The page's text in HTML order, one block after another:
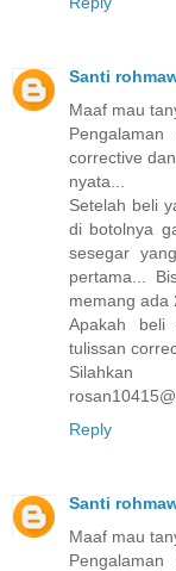
Santi
Maaf mau
corrective
nyata...
Setelah beli
di botolnya
sesegar
pertama...
memang ada
Apakah beli
tulissan
Reply
Santi
Maaf mau